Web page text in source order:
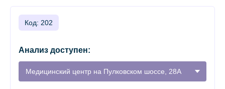
Код: 202
Анализ доступен:
Медицинский центр на Пулковском шоссе, 28А